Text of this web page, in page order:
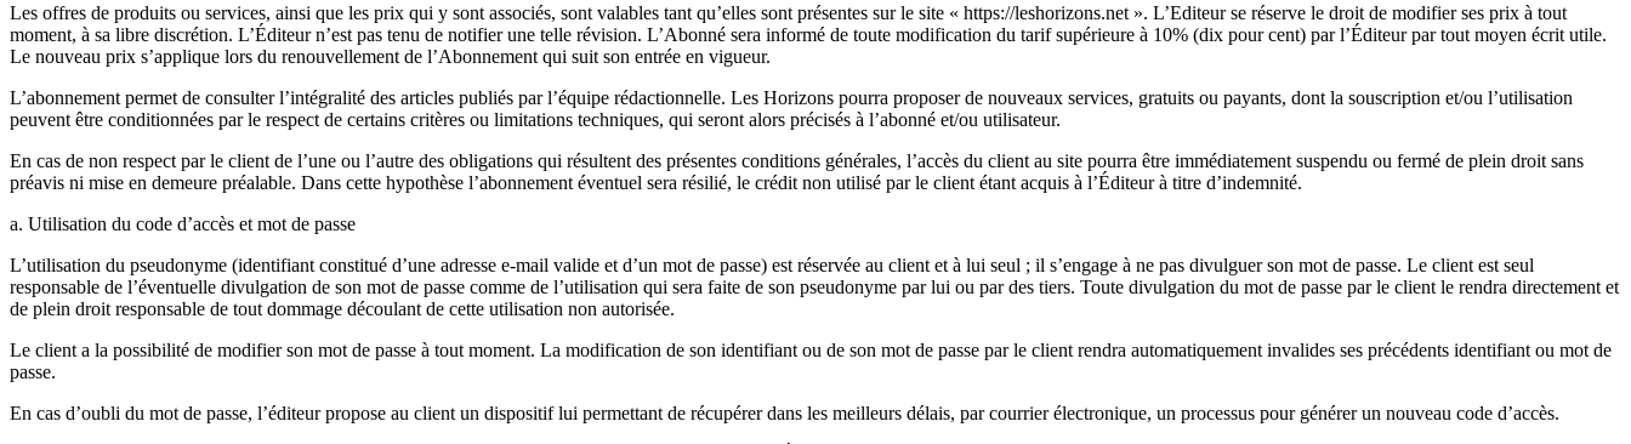
Les offres de produits ou services, ainsi que les prix qui y sont associés, sont valables tant qu’elles sont présentes sur le site « https://leshorizons.net ». L’Editeur se réserve le droit de modifier ses prix à tout
moment, à sa libre discrétion. L’Éditeur n’est pas tenu de notifier une telle révision. L’Abonné sera informé de toute modification du tarif supérieure à 10% (dix pour cent) par l’Éditeur par tout moyen écrit utile.
Le nouveau prix s’applique lors du renouvellement de l’Abonnement qui suit son entrée en vigueur.
L’abonnement permet de consulter l’intégralité des articles publiés par l’équipe rédactionnelle. Les Horizons pourra proposer de nouveaux services, gratuits ou payants, dont la souscription et/ou l’utilisation
peuvent être conditionnées par le respect de certains critères ou limitations techniques, qui seront alors précisés à l’abonné et/ou utilisateur.
En cas de non respect par le client de l’une ou l’autre des obligations qui résultent des présentes conditions générales, l’accès du client au site pourra être immédiatement suspendu ou fermé de plein droit sans
préavis ni mise en demeure préalable. Dans cette hypothèse l’abonnement éventuel sera résilié, le crédit non utilisé par le client étant acquis à l’Éditeur à titre d’indemnité.
a. Utilisation du code d’accès et mot de passe
L’utilisation du pseudonyme (identifiant constitué d’une adresse e-mail valide et d’un mot de passe) est réservée au client et à lui seul ; il s’engage à ne pas divulguer son mot de passe. Le client est seul
responsable de l’éventuelle divulgation de son mot de passe comme de l’utilisation qui sera faite de son pseudonyme par lui ou par des tiers. Toute divulgation du mot de passe par le client le rendra directement et
de plein droit responsable de tout dommage découlant de cette utilisation non autorisée.
Le client a la possibilité de modifier son mot de passe à tout moment. La modification de son identifiant ou de son mot de passe par le client rendra automatiquement invalides ses précédents identifiant ou mot de
passe.
En cas d’oubli du mot de passe, l’éditeur propose au client un dispositif lui permettant de récupérer dans les meilleurs délais, par courrier électronique, un processus pour générer un nouveau code d’accès.